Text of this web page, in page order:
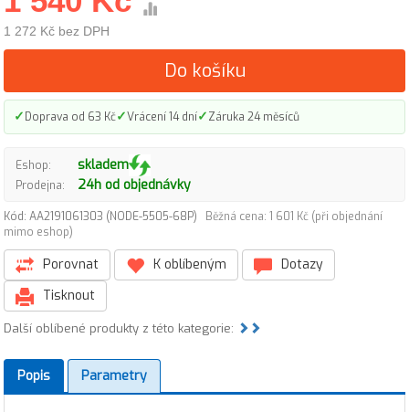
1 272 Kč bez DPH
Do košíku
✓Doprava od 63 Kč✓Vrácení 14 dní✓Záruka 24 měsíců
Eshop: skladem
Prodejna: 24h od objednávky
Kód: AA2191061303 (NODE-5505-68P)
Běžná cena: 1 601 Kč (při objednání
mimo eshop)
Porovnat K oblíbeným
Dotazy
Tisknout
Další oblíbené produkty z této kategorie:
Popis Parametry